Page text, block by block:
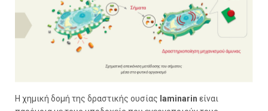
Η χημική δομή της δραστικής ουσίας laminarin είναι